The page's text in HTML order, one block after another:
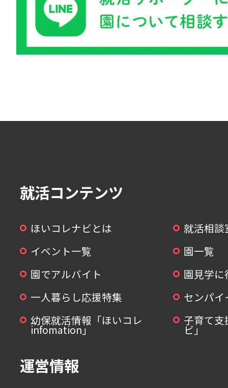
就活コンテンツ
ほいコレナビとは
就活相談
イベント一覧
園一覧
園でアルバイト
園見学
一人暮らし応援特集
センパ
幼保就活情報「ほいコレ
infomation」
子育て支
ビ」
運営情報